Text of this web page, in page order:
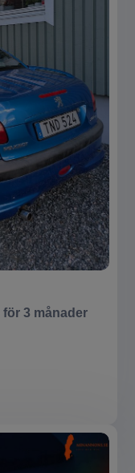
för 3 månader